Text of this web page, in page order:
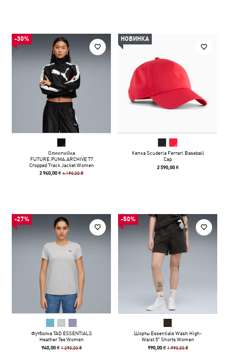
-30%
Олимпийка
FUTURE.PUMA.ARCHIVE T7
Cropped Track Jacket Women
2 940,00 ₴4 190,00 ₴
НОВИНКА
Кепка Scuderia Ferrari Baseball
Cap
2 590,00 ₴
-27%
Футболка TAD ESSENTIALS
Heather Tee Women
940,00 ₴ 1 290,00 ₴
-50%
Шорты Essentials Wash High-
Waist 5" Shorts Women
990,00 ₴ 1 990,00 ₴